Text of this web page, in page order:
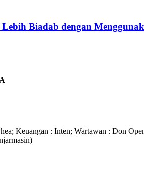
Biadab dengan
Keuangan : Inten; Wartawan : Don